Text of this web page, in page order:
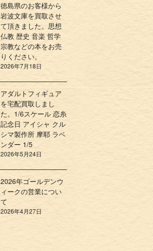
徳島県のお客様から
岩波文庫を買取させ
て頂きました。思想
仏教 歴史 音楽 哲学
宗教などの本をお売
りください。
2026年7月18日
アダルトフィギュア
を宅配買取しまし
た。1/6スケール 恋糸
記念日 アイシャ クル
シマ製作所 摩耶 ラベ
ンダー 1/5
2026年5月24日
2026年ゴールデンウ
ィークの営業につい
て
2026年4月27日